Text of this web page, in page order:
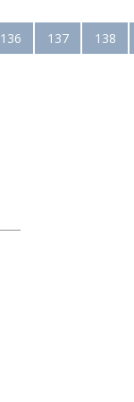
136 137 138